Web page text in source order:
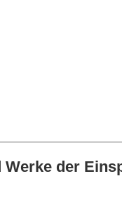
der